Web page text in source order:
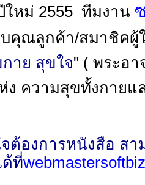
หม่ 2555 ทีมงาน
คุณลูกค้า/สมาชิคผู้
าย สุขใจ" ( พระอา
ง ความสุขทั้งกาย
ต้องการหนังสือ สา
ด้ที่webmaster